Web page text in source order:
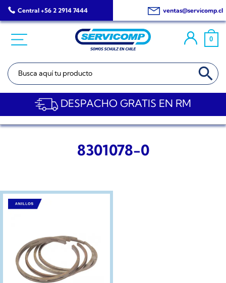
Saltar
al
Central +56 2 2914 7444 ventas@servicomp.cl
0
Buscar: BOTÓN DE
DESPACHO GRATIS EN RM
8301078-0